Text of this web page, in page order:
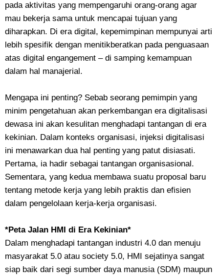
pada aktivitas yang mempengaruhi orang-orang agar
mau bekerja sama untuk mencapai tujuan yang
diharapkan. Di era digital, kepemimpinan mempunyai arti
lebih spesifik dengan menitikberatkan pada penguasaan
atas digital engangement – di samping kemampuan
dalam hal manajerial.
Mengapa ini penting? Sebab seorang pemimpin yang
minim pengetahuan akan perkembangan era digitalisasi
dewasa ini akan kesulitan menghadapi tantangan di era
kekinian. Dalam konteks organisasi, injeksi digitalisasi
ini menawarkan dua hal penting yang patut disiasati.
Pertama, ia hadir sebagai tantangan organisasional.
Sementara, yang kedua membawa suatu proposal baru
tentang metode kerja yang lebih praktis dan efisien
dalam pengelolaan kerja-kerja organisasi.
*Peta Jalan HMI di Era Kekinian*
Dalam menghadapi tantangan industri 4.0 dan menuju
masyarakat 5.0 atau society 5.0, HMI sejatinya sangat
siap baik dari segi sumber daya manusia (SDM) maupun